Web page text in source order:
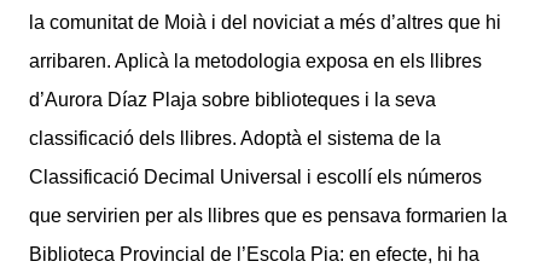
la comunitat de Moià i del noviciat a més d’altres que hi
arribaren. Aplicà la metodologia exposa en els llibres
d’Aurora Díaz Plaja sobre biblioteques i la seva
classificació dels llibres. Adoptà el sistema de la
Classificació Decimal Universal i escollí els números
que servirien per als llibres que es pensava formarien la
Biblioteca Provincial de l’Escola Pia: en efecte, hi ha